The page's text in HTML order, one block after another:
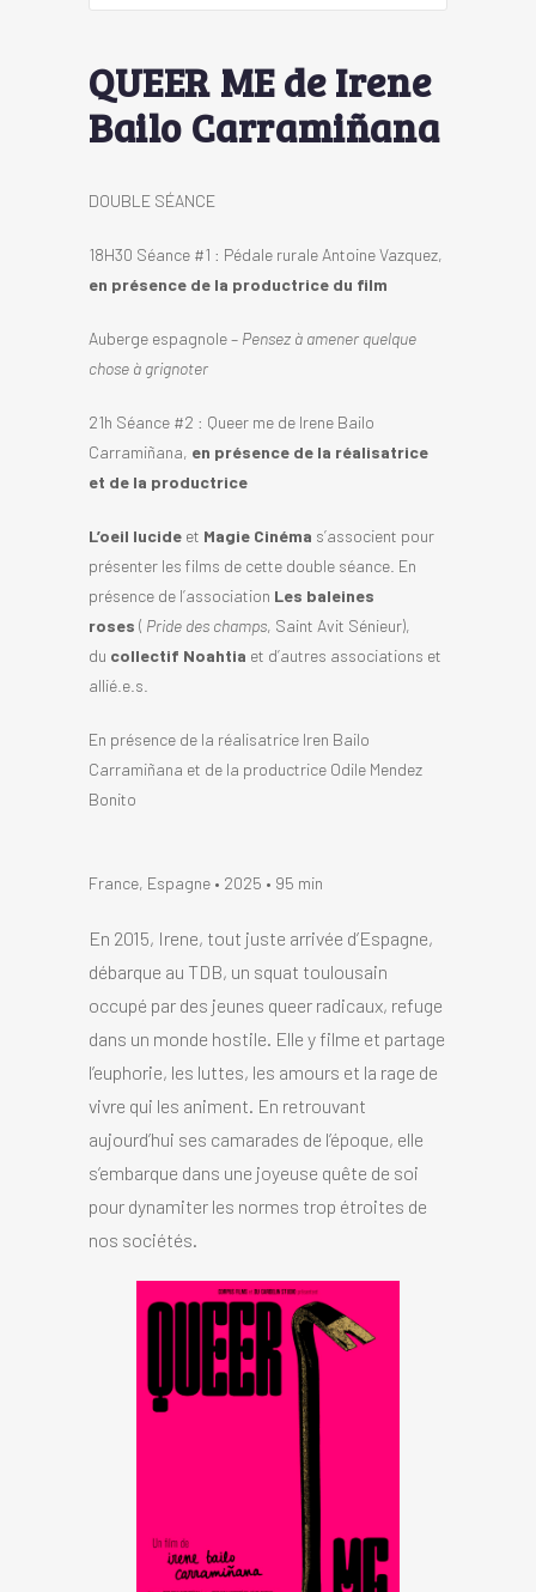
QUEER ME de Irene
Bailo Carramiñana
DOUBLE SÉANCE
18H30 Séance #1 : Pédale rurale Antoine Vazquez,
en présence de la productrice du film
Auberge espagnole – Pensez à amener quelque
chose à grignoter
21h Séance #2 : Queer me de Irene Bailo
Carramiñana, en présence de la réalisatrice
et de la productrice
L’oeil lucide et Magie Cinéma s’associent pour
présenter les films de cette double séance. En
présence de l’association Les baleines
roses ( Pride des champs, Saint Avit Sénieur),
du collectif Noahtia et d’autres associations et
allié.e.s.
En présence de la réalisatrice Iren Bailo
Carramiñana et de la productrice Odile Mendez
Bonito
France, Espagne • 2025 • 95 min
En 2015, Irene, tout juste arrivée d’Espagne,
débarque au TDB, un squat toulousain
occupé par des jeunes queer radicaux, refuge
dans un monde hostile. Elle y filme et partage
l’euphorie, les luttes, les amours et la rage de
vivre qui les animent. En retrouvant
aujourd’hui ses camarades de l’époque, elle
s’embarque dans une joyeuse quête de soi
pour dynamiter les normes trop étroites de
nos sociétés.